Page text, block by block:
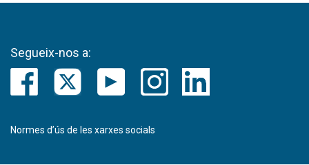
Segueix-nos a:
Normes d’ús de les xarxes socials